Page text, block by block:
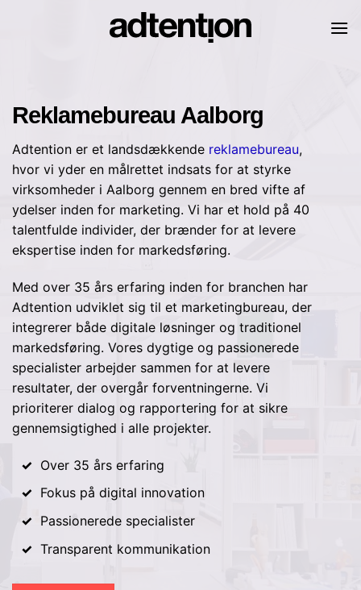
Reklamebureau Aalborg
Adtention er et landsdækkende reklamebureau,
hvor vi yder en målrettet indsats for at styrke
virksomheder i Aalborg gennem en bred vifte af
ydelser inden for marketing. Vi har et hold på 40
talentfulde individer, der brænder for at levere
ekspertise inden for markedsføring.
Med over 35 års erfaring inden for branchen har
Adtention udviklet sig til et marketingbureau, der
integrerer både digitale løsninger og traditionel
markedsføring. Vores dygtige og passionerede
specialister arbejder sammen for at levere
resultater, der overgår forventningerne. Vi
prioriterer dialog og rapportering for at sikre
gennemsigtighed i alle projekter.
Over 35 års erfaring
Fokus på digital innovation
Passionerede specialister
Transparent kommunikation